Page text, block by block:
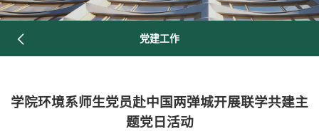
党建工作
学院环境系师生党员赴中国两弹城开展联学共建主
题党日活动